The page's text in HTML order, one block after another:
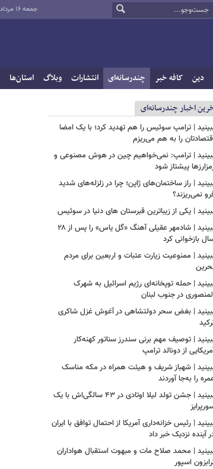
جمعه ۱۶ مرداد ۱۴۰۵
دین کافه خبر چندرسانه‌ای انتشارات وبلاگ استان‌ها
اخبار چندرسانه‌ای
| ترامپ سوئیس را هم تهدید کرد؛ با یک امضا
را به هم می‌ریزم
| ترامپ: نمی‌خواهیم چین در هوش مصنوعی و
پیشتاز شود
| راز ساختمان‌های ژاپن؛ چرا در زلزله‌های شدید
نمی‌ریزند؟
| یکی از زیباترین قبرستان های دنیا در سوئیس
ببینید | شادمهر عقیلی آهنگ «گل یاس» را پس از ۲۸
بازخوانی کرد
| ممنوعیت زیارت عتبات و اربعین برای مردم
| حمله توپخانه‌ای رژیم اسرائیل به شهرک
در جنوب لبنان
| بغض سحر دولتشاهی در آغوش غزل شاکری
| توصیف مهم برنی سندرز سناتور کهنه‌کار
از دونالد ترامپ
| شهباز شریف و هیئت همراه در مکه مناسک
را به‌جا آوردند
ببینید | جشن تولد لیلا اوتادی در ۴۳ سالگی‌اش با یک
| رئیس خزانه‌داری آمریکا از احتمال توافق با ایران
آینده نزدیک خبر داد
| محمد صلاح مات و مبهوت استقبال هواداران
اسپور